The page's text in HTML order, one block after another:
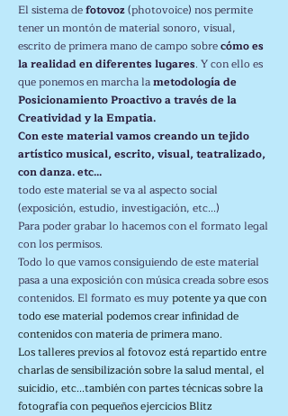
El sistema defotovoz(photovoice) nos permite
tener un montón de material sonoro, visual,
escrito de primera mano de campo sobrecómo es
la realidad en diferentes lugares. Y con ello es
que ponemos en marcha lametodología de
Posicionamiento Proactivo a través de la
Creatividad y la Empatia.
Con este material vamos creando un tejido
artístico musical, escrito, visual, teatralizado,
con danza. etc...
todo este material se va al aspecto social
(exposición, estudio, investigación, etc...)
Para poder grabar lo hacemos con el formato legal
con los permisos.
Todo lo que vamos consiguiendo de este material
pasa a una exposición con música creada sobre esos
contenidos. El formato es muypotente ya que con
todo ese material podemos crear infinidad de
contenidos con materia de primera mano.
Los talleres previos al fotovoz está repartido entre
charlas de sensibilización sobre la salud mental, el
suicidio, etc...tambiéncon partes técnicas sobre la
fotografía con pequeños ejercicios Blitz